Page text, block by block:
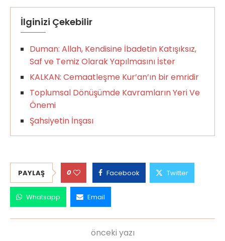
İlginizi Çekebilir
Duman: Allah, Kendisine İbadetin Katışıksız,
Saf ve Temiz Olarak Yapılmasını İster
KALKAN: Cemaatleşme Kur’an’ın bir emridir
Toplumsal Dönüşümde Kavramların Yeri Ve
Önemi
Şahsiyetin İnşası
PAYLAŞ 0 Facebook Twitter
Whatsapp Email
önceki yazı